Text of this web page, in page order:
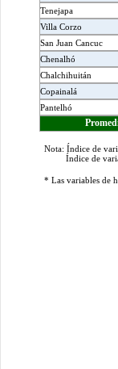
Tenejapa
Villa Corzo
San Juan Cancuc
Chenalhó
Chalchihuitán
Copainalá
Pantelhó
Nota: Índice de
Índice de
* Las variables de